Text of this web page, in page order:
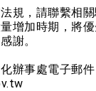
在美國亞利桑納州
一步深化台美交流
規，請聯繫相關
增加時期，將
謝。
辦事處電子郵件